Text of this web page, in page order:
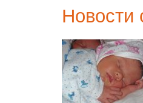
Новости